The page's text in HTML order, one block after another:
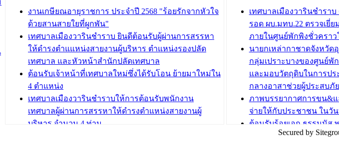
บทความ อื่นๆ ...
งานเกษียณอายุราชการ ประจำปี 2568 "ร้อยรักจากหัวใจ
ด้วยสานสายใยที่ผูกพัน"
เทศบาลเมืองวารินชำราบ ยินดีต้อนรับผู้ผ่านการสรรหา
ให้ดำรงตำแแหน่งสายงานผู้บริหาร ตำแหน่งรองปลัด
เทศบาล และหัวหน้าสำนักปลัดเทศบาล
ต้อนรับเจ้าหน้าที่เทศบาลใหม่ซึ่งได้รับโอน ย้ายมาใหม่ใน
4 ตำแหน่ง
เทศบาลเมืองวารินชำราบให้การต้อนรับพนักงาน
เทศบาลผู้ผ่านการสรรหาให้ดำรงตำแหน่งสายงานผู้
บริหาร จำนวน 4 ท่าน
เทศบาลเมืองวารินชำรา
รอด ผบ.มทบ.22 ตรวจเยี่
ภายในศูนย์พักพิงชั่วครา
นายกเหล่ากาชาดจังหวัด
กลุ่มเปราะบางของศูนย์พั
และมอบวัตถุดิบในการป
กลางอาสาช่วยผู้ประสบภั
ภาพบรรยากาศการขน&
จ่ายให้กับประชาชน ในวั
ต้อนรับร้อยเอก ธรรมนัส
และรัฐมนตรีว่าการกระ
Secured by